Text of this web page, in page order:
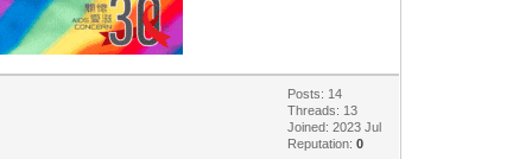
Posts: 14
Threads: 13
Joined: 2023 Jul
Reputation:0